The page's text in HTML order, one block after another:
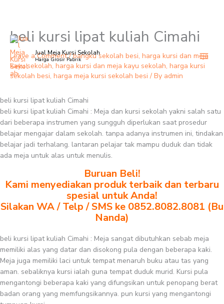
Skip
content
Jual Meja Kursi Sekolah
Harga Grosir Pabrik
beli kursi lipat kuliah Cimahi
Leave a Comment /bangku sekolah besi, harga kursi dan meja
kayu sekolah, harga kursi dan meja kayu sekolah, harga kursi
sekolah besi, harga meja kursi sekolah besi / By admin
beli kursi lipat kuliah Cimahi
beli kursi lipat kuliah Cimahi : Meja dan kursi sekolah yakni salah satu
dari beberapa instrumen yang sungguh diperlukan saat prosedur
belajar mengajar dalam sekolah. tanpa adanya instrumen ini, tindakan
belajar jadi terhalang. lantaran pelajar tak mampu duduk dan tidak
ada meja untuk alas untuk menulis.
Buruan Beli!
Kami menyediakan produk terbaik dan terbaru
spesial untuk Anda!
Silakan WA / Telp / SMS ke 0852.8082.8081 (Bu
Nanda)
beli kursi lipat kuliah Cimahi : Meja sangat dibutuhkan sebab meja
memiliki alas yang datar dan disokong pula dengan beberapa kaki.
Meja juga memiliki laci untuk tempat menaruh buku atau tas yang
aman. sebaliknya kursi ialah guna tempat duduk murid. Kursi pula
mengantongi beberapa kaki yang difungsikan untuk penopang berat
badan orang yang memfungsikannya. pun kursi yang mengantongi